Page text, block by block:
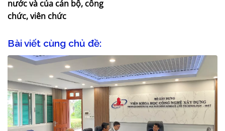
nước và của cán bộ, công
chức, viên chức
Bài viết cùng chủ đề: